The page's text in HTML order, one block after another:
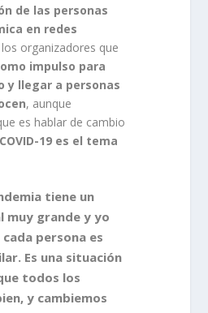
de las personas
en redes
organizadores que
impulso para
y llegar a personas
, aunque
es hablar de cambio
COVID-19 es el tema
tiene un
muy grande y yo
persona es
Es una situación
todos los
y cambiemos